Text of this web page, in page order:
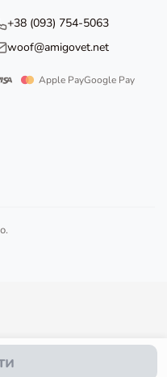
+38 (093) 754-5063
woof@amigovet.net
Apple PayGoogle Pay